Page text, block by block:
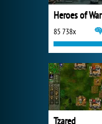
Heroes of War
85 738x
Tzared